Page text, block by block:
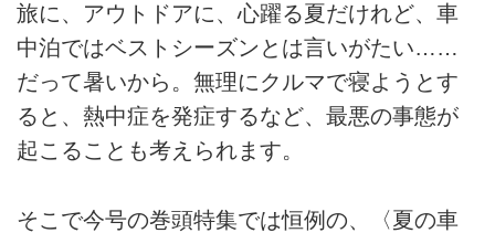
旅に、アウトドアに、心躍る夏だけれど、車
中泊ではベストシーズンとは言いがたい……
だって暑いから。無理にクルマで寝ようとす
ると、熱中症を発症するなど、最悪の事態が
起こることも考えられます。
そこで今号の巻頭特集では恒例の、〈夏の車